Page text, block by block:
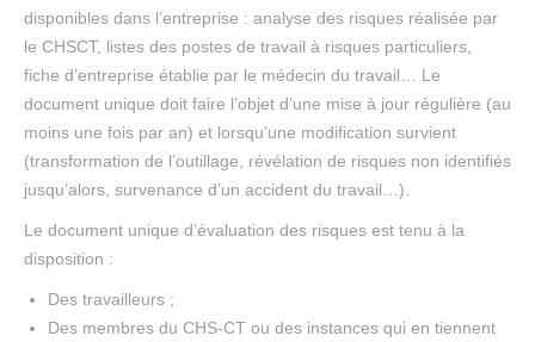
disponibles dans l’entreprise : analyse des risques réalisée par
le CHSCT, listes des postes de travail à risques particuliers,
fiche d’entreprise établie par le médecin du travail… Le
document unique doit faire l’objet d’une mise à jour régulière (au
moins une fois par an) et lorsqu’une modification survient
(transformation de l’outillage, révélation de risques non identifiés
jusqu’alors, survenance d’un accident du travail…).
Le document unique d’évaluation des risques est tenu à la
disposition :
Des travailleurs ;
Des membres du CHS-CT ou des instances qui en tiennent